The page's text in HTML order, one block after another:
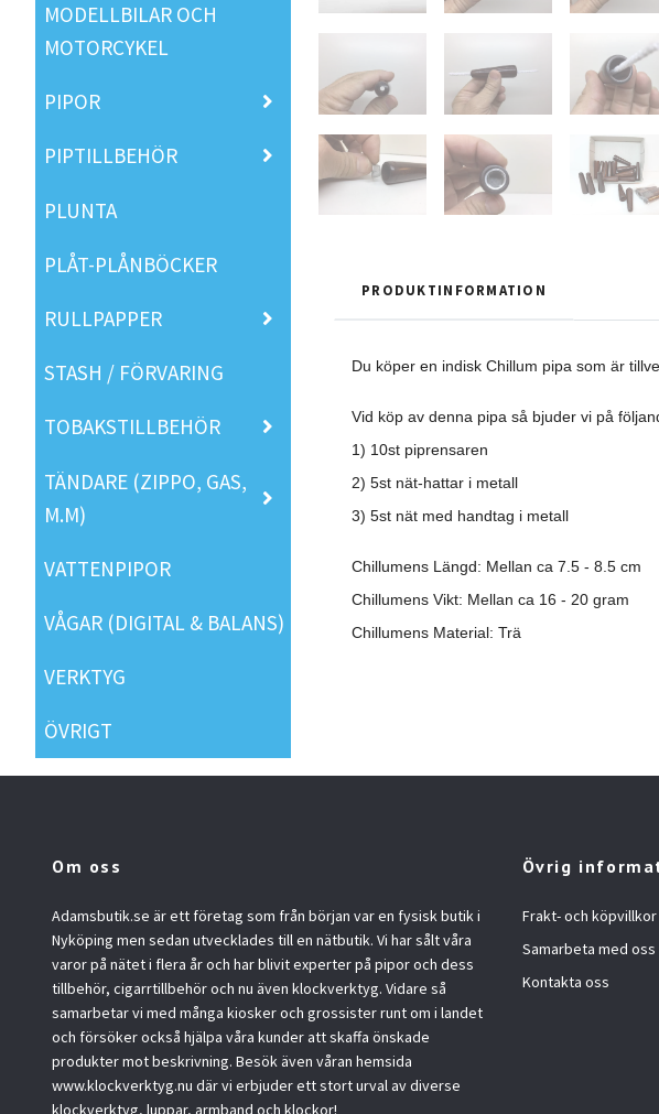
MODELLBILAR OCH
MOTORCYKEL
PIPOR
PIPTILLBEHÖR
PLUNTA
PLÅT-PLÅNBÖCKER
RULLPAPPER
STASH / FÖRVARING
TOBAKSTILLBEHÖR
TÄNDARE (ZIPPO, GAS,
M.M)
VATTENPIPOR
VÅGAR (DIGITAL & BALANS)
VERKTYG
ÖVRIGT
PRODUKTINFORMATION
Du köper en indisk Chillum pipa som är
Vid köp av denna pipa så bjuder vi på
1) 10st piprensaren
2) 5st nät-hattar i metall
3) 5st nät med handtag i metall
Chillumens Längd: Mellan ca 7.5 - 8.5 cm
Chillumens Vikt: Mellan ca 16 - 20 gram
Chillumens Material: Trä
Om oss
Adamsbutik.se är ett företag som från början var en fysisk butik i
Nyköping men sedan utvecklades till en nätbutik. Vi har sålt våra
varor på nätet i flera år och har blivit experter på pipor och dess
tillbehör, cigarrtillbehör och nu även klockverktyg. Vidare så
samarbetar vi med många kiosker och grossister runt om i landet
och försöker också hjälpa våra kunder att skaffa önskade
produkter mot beskrivning. Besök även våran hemsida
www.klockverktyg.nu där vi erbjuder ett stort urval av diverse
klockverktyg, luppar, armband och klockor!
Övrig
Frakt- och köpvillkor
Samarbeta med oss
Kontakta oss